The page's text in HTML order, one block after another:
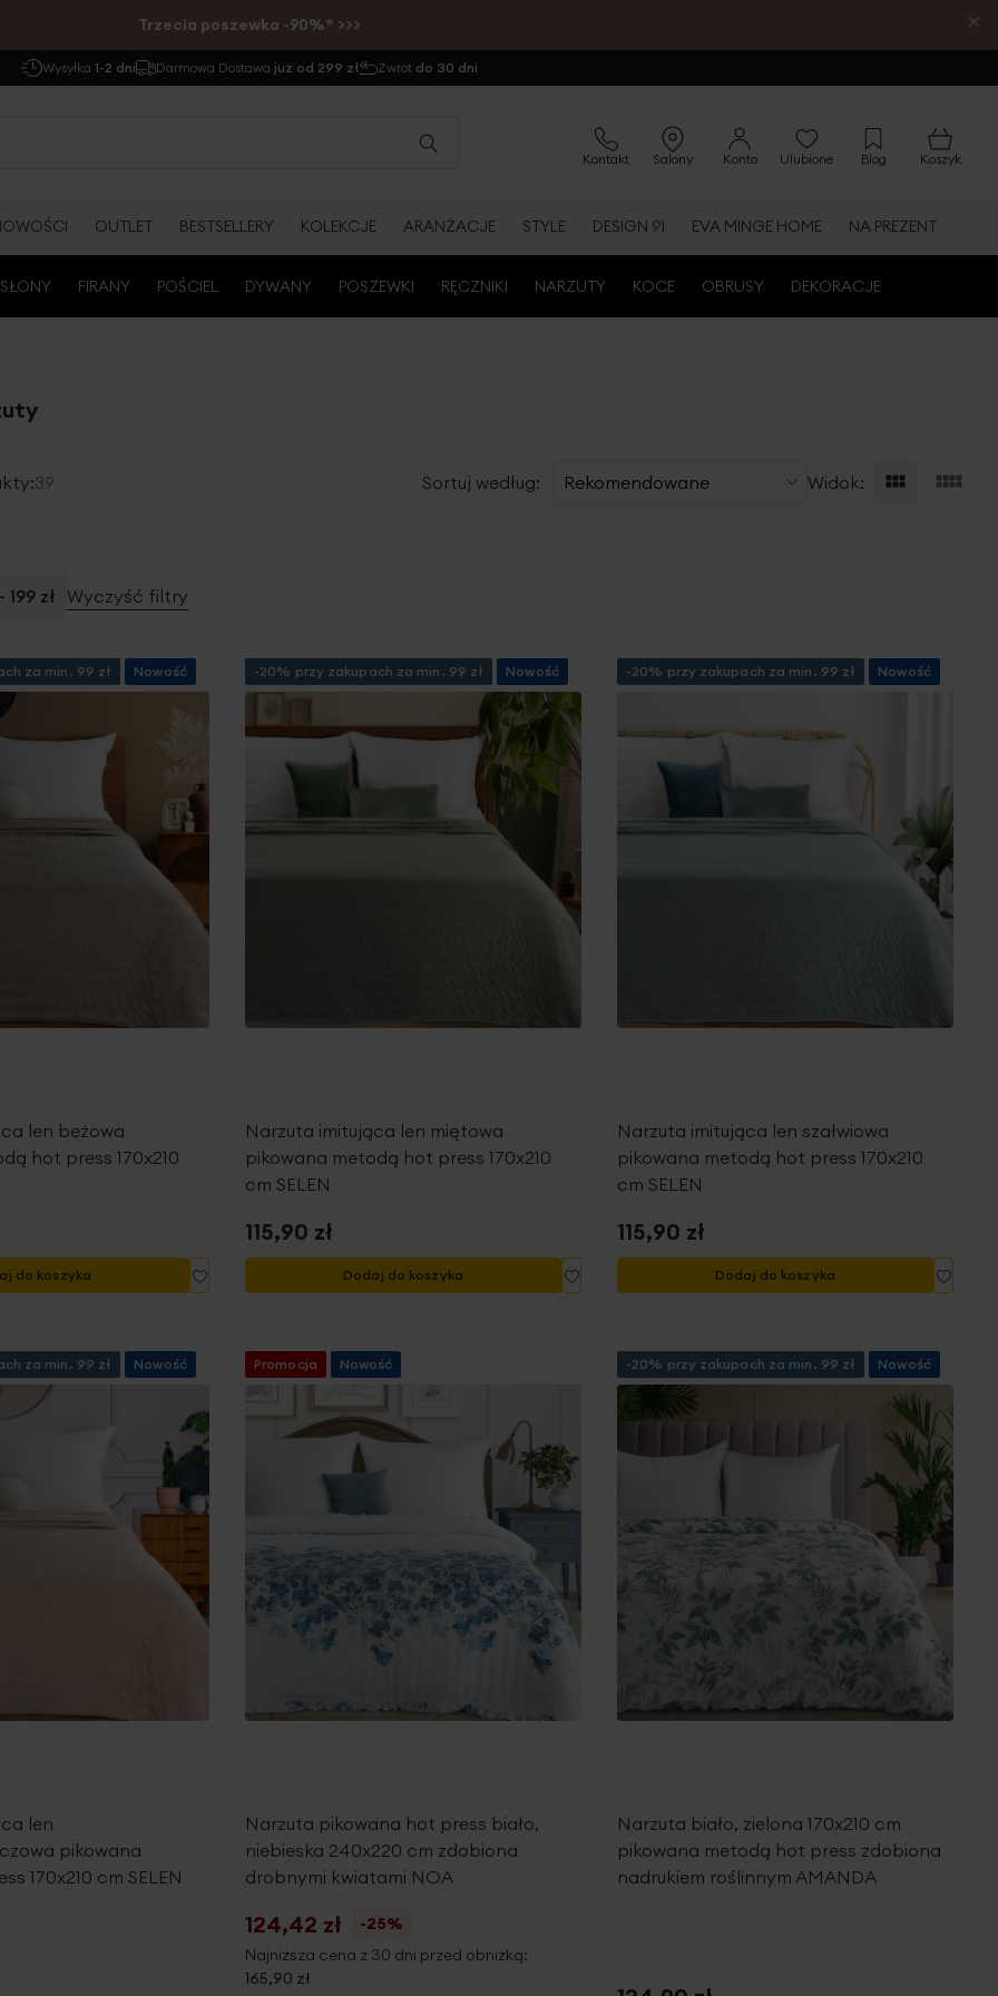
Trzecia poszewka -90%* >>> ×
Wysyłka 1-2 dni Darmowa Dostawa już od 299 zł Zwrot do 30 dni
Kontakt Salony Konto Ulubione Blog Koszyk
OUTLET BESTSELLERY KOLEKCJE ARANŻACJE STYLE DESIGN 91 EVA MINGE HOME NA PREZENT
FIRANY POŚCIEL DYWANY POSZEWKI RĘCZNIKI NARZUTY KOCE OBRUSY DEKORACJE
39 Sortuj według: Widok:
-199 zł Wyczyść filtry
za min. 99 zł Nowość
len beżowa
hot press 170x210
do koszyka
do
-20% przy zakupach za min. 99 zł Nowość
Narzuta imitująca len miętowa
pikowana metodą hot press 170x210
cm SELEN
115,90 zł
Dodaj do koszyka
do
-20% przy zakupach za min. 99 zł Nowość
Narzuta imitująca len szałwiowa
pikowana metodą hot press 170x210
cm SELEN
115,90 zł
Dodaj do koszyka
Dodaj
do
za min. 99 zł Nowość
len
pikowana
170x210 cm SELEN
Promocja Nowość
Narzuta pikowana hot press biało,
niebieska 240x220 cm zdobiona
drobnymi kwiatami NOA
124,42 zł
-25%
Najniższa cena z 30 dni przed obniżką:
165,90 zł
-20% przy zakupach za min. 99 zł Nowość
Narzuta biało, zielona 170x210 cm
pikowana metodą hot press zdobiona
nadrukiem roślinnym AMANDA